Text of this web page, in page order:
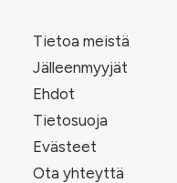
Tietoa meistä
Jälleenmyyjät
Ehdot
Tietosuoja
Evästeet
Ota yhteyttä